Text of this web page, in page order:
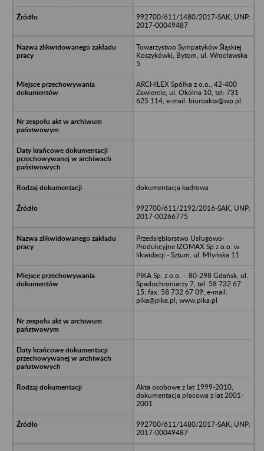
992700/611/1480/2017-SAK; UNP:
2017-00049487
Towarzystwo Sympatyków Śląskiej
Koszykówki, Bytom, ul. Wrocławska
5
ARCHILEX Spółka z o.o., 42-400
Zawiercie, ul. Okólna 10, tel: 731
625 114, e-mail: biuroakta@wp.pl
dokumentacja kadrowa
992700/611/2192/2016-SAK, UNP:
2017-00266775
Przedsiębiorstwo Usługowo-
Produkcyjne IZOMAX Sp z o.o. w
likwidacji - Sztum, ul. Młyńska 11
PIKA Sp. z o.o. – 80-298 Gdańsk, ul.
Spadochroniarzy 7, tel. 58 732 67
15; fax. 58 732 67 09; e-mail:
pika@pika.pl; www.pika.pl
Akta osobowe z lat 1999-2010;
dokumentacja płacowa z lat 2001-
2001
992700/611/1480/2017-SAK; UNP:
2017-00049487